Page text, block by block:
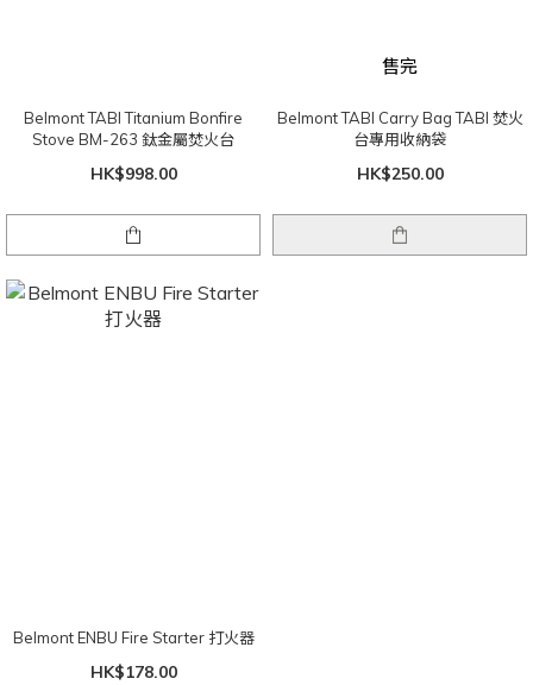
Belmont TABI Titanium Bonfire
Stove BM-263 鈦金屬焚火台
HK$998.00
售完
Belmont TABI Carry Bag TABI 焚火
台專用收納袋
HK$250.00
Belmont ENBU Fire Starter 打火器
HK$178.00